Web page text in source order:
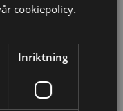
utbildningen?
cookiepolicy.
Inriktning